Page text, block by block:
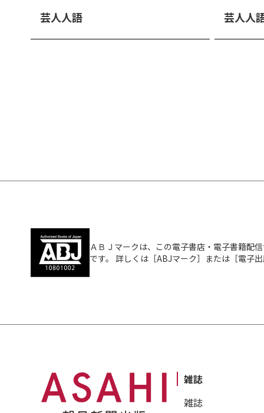
芸人人語 芸人人
ＡＢＪマークは、この電子書店・電子書籍配
です。 詳しくは［ABJマーク］または［電子
雑誌
雑誌